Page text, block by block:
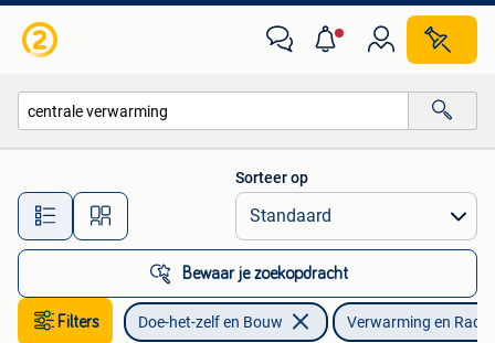
Alle afstanden…
Sorteer op
Bewaar je zoekopdracht
Filters Doe-het-zelf en Bouw Verwarming en